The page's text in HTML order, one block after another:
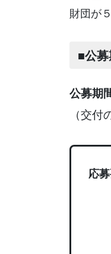
財団が
■公募
公募期
（交付
応